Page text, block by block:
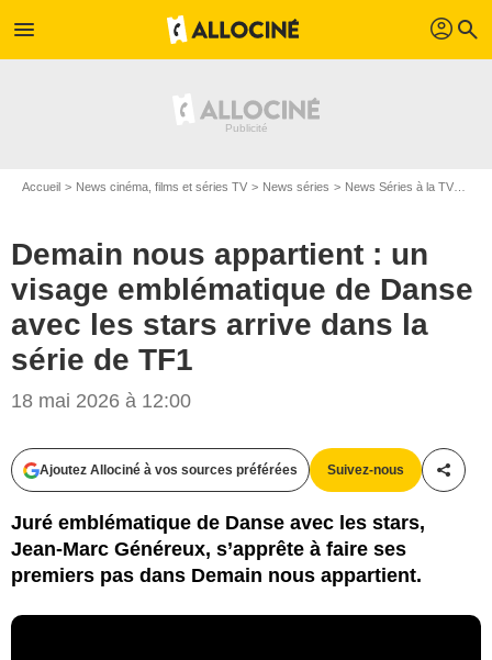
menu profil search
Accueil News cinéma, films et séries TV News séries News Séries à la TV
Demain nous appartient : un
visage emblématique de Danse
avec les stars arrive dans la
série de TF1
18 mai 2026 à 12:00
Ajoutez Allociné à vos sources préférées Suivez-nous
Juré emblématique de Danse avec les stars,
Jean-Marc Généreux, s’apprête à faire ses
premiers pas dans Demain nous appartient.